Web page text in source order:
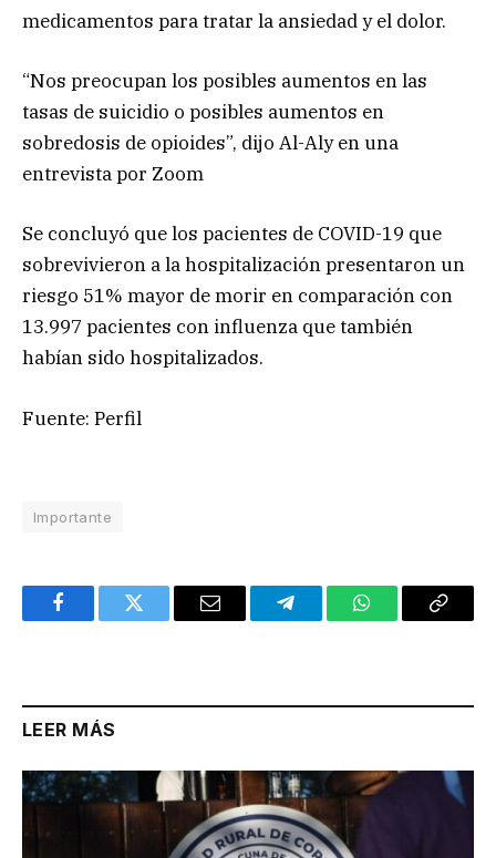
medicamentos para tratar la ansiedad y el dolor.
“Nos preocupan los posibles aumentos en las
tasas de suicidio o posibles aumentos en
sobredosis de opioides”, dijo Al-Aly en una
entrevista por Zoom
Se concluyó que los pacientes de COVID-19 que
sobrevivieron a la hospitalización presentaron un
riesgo 51% mayor de morir en comparación con
13.997 pacientes con influenza que también
habían sido hospitalizados.
Fuente: Perfil
Importante
FacebookTwitter Email TelegramWhatsAppCopy
LEER MÁS